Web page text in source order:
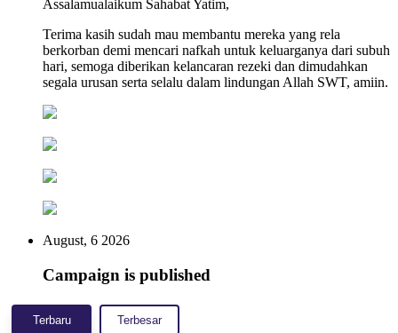
Di saat fajar menyingsing, banyak saudara kita yang sudah mulai
berjuang lebih awal demi bertahan hidup. Melalui programSedekah
di Erlazet Charity, setiap rupiah yang sahabat sisihkan akan
disalurkan secara amanah untuk:
Bantuan Pangan
Santunan Yatim
mereka lebih terjamin.
Cara Sedekah Subuh di
indonesiaberbagi.id
Jangan lewatkan kesempatan didoakan malaikat setiap pagi. Mari
rutinkan sedekah subuh dengan langkah praktis berikut:
Assalamualaikum Sahabat Yatim,
Terima kasih sudah mau membantu mereka yang rela
berkorban demi mencari nafkah untuk keluarganya dari subuh
hari, semoga diberikan kelancaran rezeki dan dimudahkan
segala urusan serta selalu dalam lindungan Allah SWT, amiin.
August, 6 2026
Campaign is published
Terbaru Terbesar